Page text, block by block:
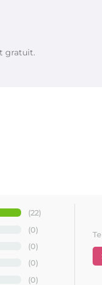
gratuit.
(22)
(0)
(0)
(0)
(0)